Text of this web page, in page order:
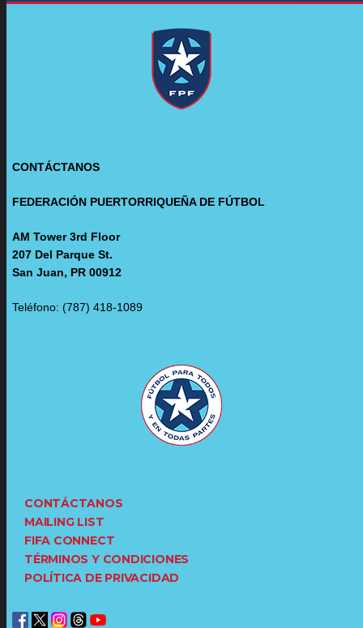
CONTÁCTANOS
FEDERACIÓN PUERTORRIQUEÑA DE FÚTBOL
AM Tower 3rd Floor
207 Del Parque St.
San Juan, PR 00912
Teléfono: (787) 418-1089
CONTÁCTANOS
MAILING LIST
FIFA CONNECT
TÉRMINOS Y CONDICIONES
POLÍTICA DE PRIVACIDAD